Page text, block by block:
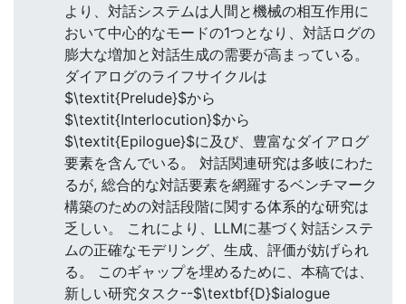
より、対話システムは人間と機械の相互作用に
おいて中心的なモードの1つとなり、対話ログの
膨大な増加と対話生成の需要が高まっている。
ダイアログのライフサイクルは
$\textit{Prelude}$から
$\textit{Interlocution}$から
$\textit{Epilogue}$に及び、豊富なダイアログ
要素を含んでいる。 対話関連研究は多岐にわた
るが, 総合的な対話要素を網羅するベンチマーク
構築のための対話段階に関する体系的な研究は
乏しい。 これにより、LLMに基づく対話システ
ムの正確なモデリング、生成、評価が妨げられ
る。 このギャップを埋めるために、本稿では、
新しい研究タスク--$\textbf{D}$ialogue